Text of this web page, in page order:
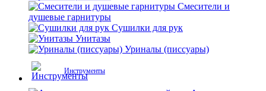
Смесители и
душевые гарнитуры
Сушилки для рук
Унитазы
Уриналы (писсуары)
Инструменты